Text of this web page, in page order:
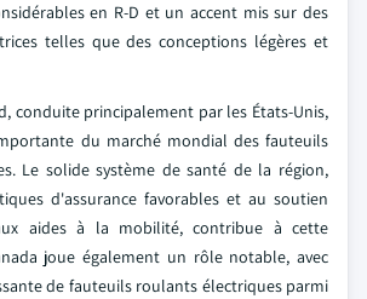
en R-D et un accent mis sur des
telles que des conceptions légères et
conduite principalement par les États-Unis,
du marché mondial des fauteuils
Le solide système de santé de la région,
d'assurance favorables et au soutien
aides à la mobilité, contribue à cette
joue également un rôle notable, avec
de fauteuils roulants électriques parmi